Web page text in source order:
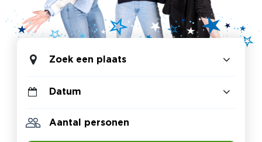
Zoek een plaats